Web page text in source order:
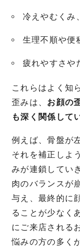
冷えやむくみ
生理不順や便
疲れやすさや
これらはよく知
歪みは、 お顔の
も深く関係して
例えば、骨盤が
それを補正しよ
みが連鎖してい
肉のバランスが
与え、最終的に
ることが少なく
にご来店される
悩みの方の多く